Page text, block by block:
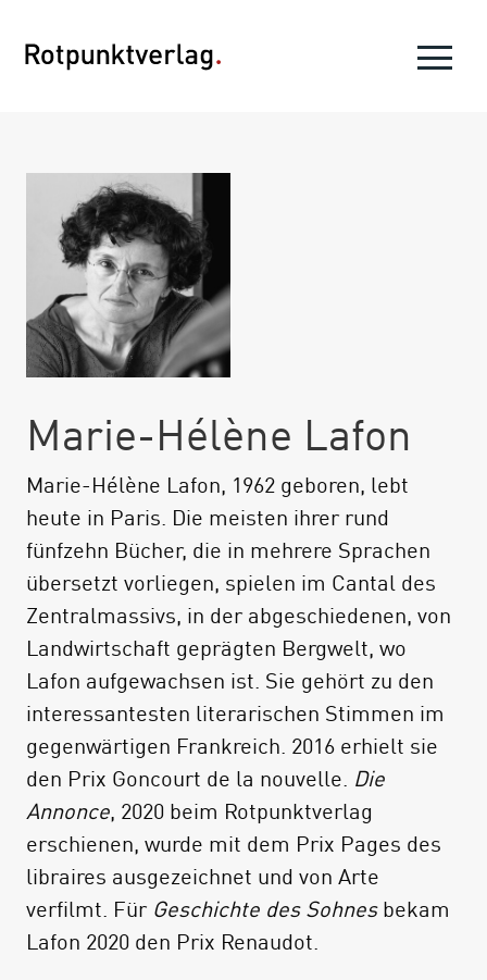
Marie-Hélène Lafon
Marie-Hélène Lafon, 1962 geboren, lebt
heute in Paris. Die meisten ihrer rund
fünfzehn Bücher, die in mehrere Sprachen
übersetzt vorliegen, spielen im Cantal des
Zentralmassivs, in der abgeschiedenen, von
Landwirtschaft geprägten Bergwelt, wo
Lafon aufgewachsen ist. Sie gehört zu den
interessantesten literarischen Stimmen im
gegenwärtigen Frankreich. 2016 erhielt sie
den Prix Goncourt de la nouvelle. Die
Annonce, 2020 beim Rotpunktverlag
erschienen, wurde mit dem Prix Pages des
libraires ausgezeichnet und von Arte
verfilmt. Für Geschichte des Sohnesbekam
Lafon 2020 den Prix Renaudot.